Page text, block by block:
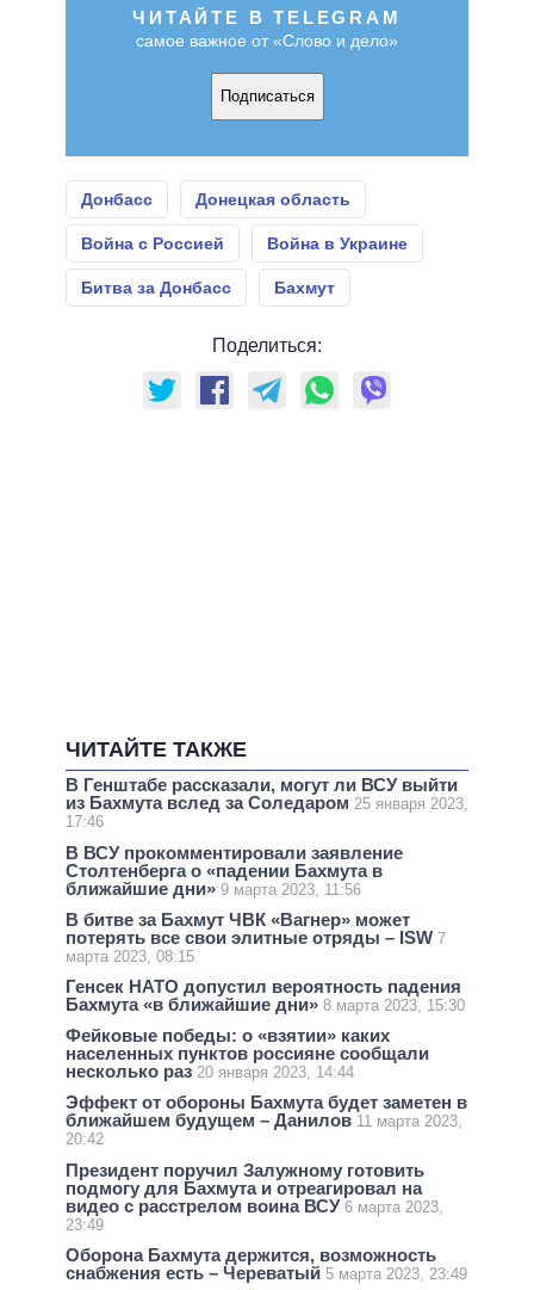
ЧИТАЙТЕ В TELEGRAM
самое важное от «Слово и дело»
Подписаться
Донбасс Донецкая область
Война с Россией Война в Украине
Битва за Донбасс Бахмут
Поделиться:
ЧИТАЙТЕ ТАКЖЕ
В Генштабе рассказали, могут ли ВСУ выйти
из Бахмута вслед за Соледаром 25 января 2023,
17:46
В ВСУ прокомментировали заявление
Столтенберга о «падении Бахмута в
ближайшие дни» 9 марта 2023, 11:56
В битве за Бахмут ЧВК «Вагнер» может
потерять все свои элитные отряды – ISW 7
марта 2023, 08:15
Генсек НАТО допустил вероятность падения
Бахмута «в ближайшие дни» 8 марта 2023, 15:30
Фейковые победы: о «взятии» каких
населенных пунктов россияне сообщали
несколько раз 20 января 2023, 14:44
Эффект от обороны Бахмута будет заметен в
ближайшем будущем – Данилов 11 марта 2023,
20:42
Президент поручил Залужному готовить
подмогу для Бахмута и отреагировал на
видео с расстрелом воина ВСУ 6 марта 2023,
23:49
Оборона Бахмута держится, возможность
снабжения есть – Череватый 5 марта 2023, 23:49